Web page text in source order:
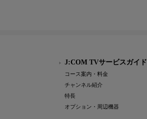
J:COM TVサービスガイド
コース案内・料金
チャンネル紹介
特長
オプション・周辺機器